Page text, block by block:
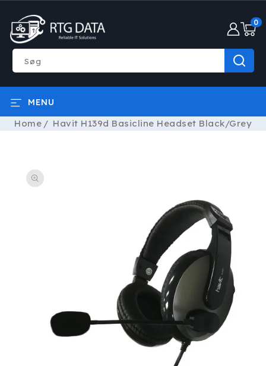
INDHOLD
Søg
0
varer
MENU
Home Havit H139d Basicline Headset Black/Grey